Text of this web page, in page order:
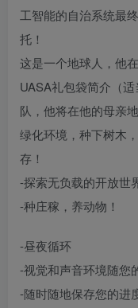
工智能的自治系统最
托！
这是一个地球人，他
UASA礼包袋简介（
队，他将在他的母亲
绿化环境，种下树木
存！
-探索无负载的开放世
-种庄稼，养动物！
-昼夜循环
-视觉和声音环境随您
-随时随地保存您的进